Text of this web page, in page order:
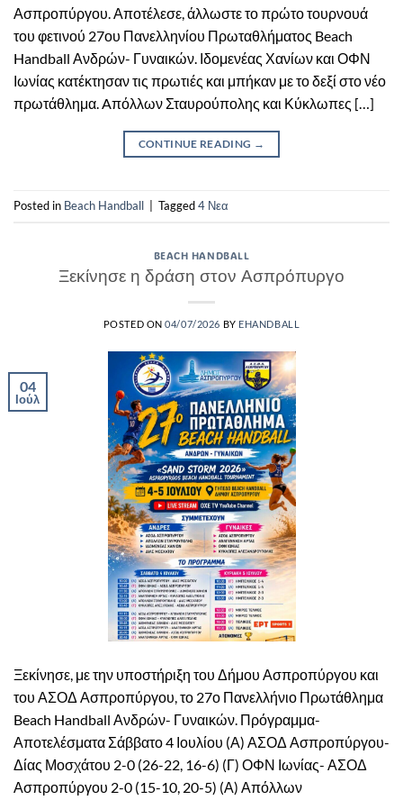
Ασπροπύργου. Αποτέλεσε, άλλωστε το πρώτο τουρνουά
του φετινού 27ου Πανελληνίου Πρωταθλήματος Beach
Handball Ανδρών- Γυναικών. Ιδομενέας Χανίων και ΟΦΝ
Ιωνίας κατέκτησαν τις πρωτιές και μπήκαν με το δεξί στο νέο
πρωτάθλημα. Aπόλλων Σταυρούπολης και Κύκλωπες […]
CONTINUE READING →
Posted in Beach Handball Tagged4 Νεα
BEACH HANDBALL
Ξεκίνησε η δράση στον Ασπρόπυργο
POSTED ON04/07/2026 BY EHANDBALL
04
Ιούλ
Ξεκίνησε, με την υποστήριξη του Δήμου Ασπροπύργου και
του ΑΣΟΔ Ασπροπύργου, το 27ο Πανελλήνιο Πρωτάθλημα
Beach Handball Ανδρών- Γυναικών. Πρόγραμμα-
Αποτελέσματα Σάββατο 4 Ιουλίου (Α) ΑΣΟΔ Ασπροπύργου-
Δίας Μοσχάτου 2-0 (26-22, 16-6) (Γ) ΟΦΝ Ιωνίας- ΑΣΟΔ
Ασπροπύργου 2-0 (15-10, 20-5) (Α) Απόλλων